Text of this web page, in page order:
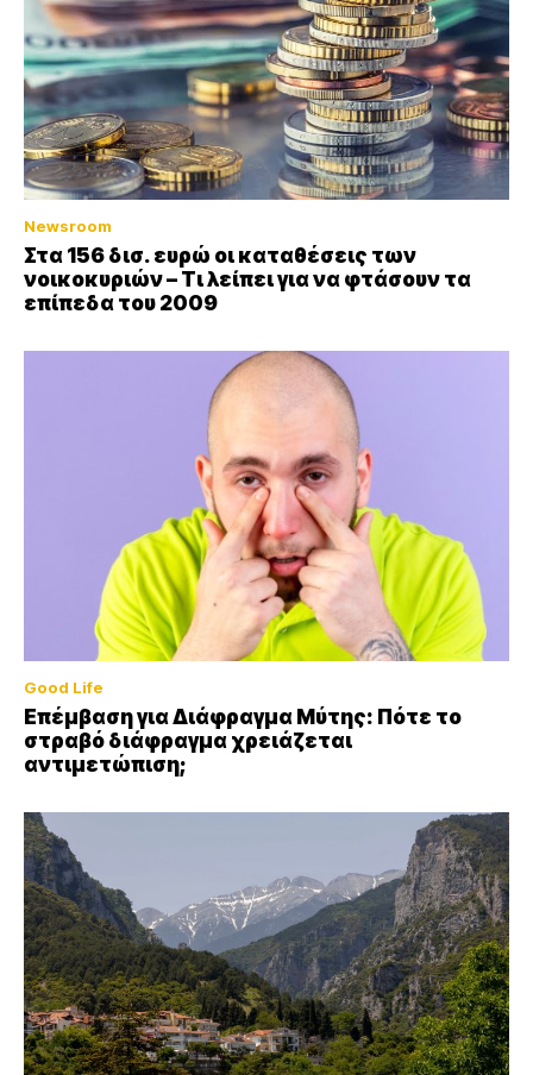
Newsroom
Στα 156 δισ. ευρώ οι καταθέσεις των
νοικοκυριών – Τι λείπει για να φτάσουν τα
επίπεδα του 2009
Good Life
Επέμβαση για Διάφραγμα Μύτης: Πότε το
στραβό διάφραγμα χρειάζεται
αντιμετώπιση;